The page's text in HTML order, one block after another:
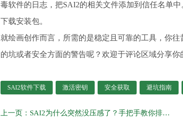
毒软件的日志，把SAI2的相关文件添加到信任名单
下载安装包。
就绘画创作而言，所需的是稳定且可靠的工具，你
的坑或者安全方面的警告呢？欢迎于评论区域分享
SAI2软件下载 激活密钥 安全获取 避坑指南
上一页：SAI2为什么突然没压感了？手把手教你排查和恢复